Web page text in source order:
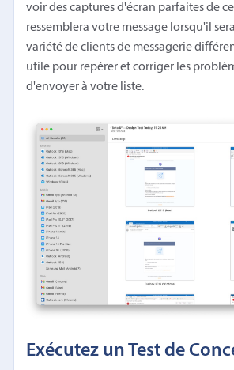
voir des captures d'écran parfaites de
ressemblera votre message lorsqu'il
variété de clients de messagerie
utile pour repérer et corriger les
d'envoyer à votre liste.
Exécutez un Test de